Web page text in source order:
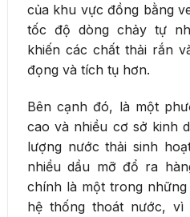
của khu vực đồng bằng
tốc độ dòng chảy tự
khiến các chất thải rắn
đọng và tích tụ hơn.
Bên cạnh đó, là một
cao và nhiều cơ sở kinh
lượng nước thải sinh
nhiều dầu mỡ đổ ra
chính là một trong những
hệ thống thoát nước, vì